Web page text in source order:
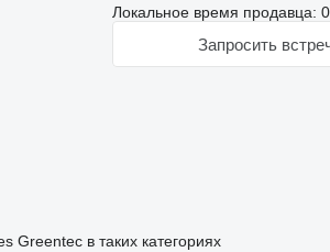
Локальное время продавца:
Запросить
Greentec в таких категориях